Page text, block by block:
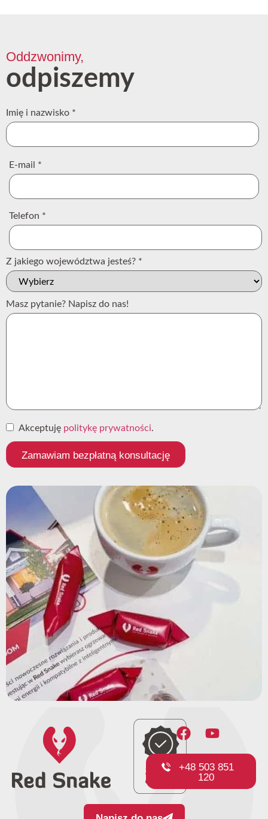
Oddzwonimy,
odpiszemy
Imię i nazwisko *
E-mail *
Telefon *
Z jakiego województwa jesteś? *
Masz pytanie? Napisz do nas!
Akceptuję politykę prywatności.
Zamawiam bezpłatną konsultację
+48 503 851
120